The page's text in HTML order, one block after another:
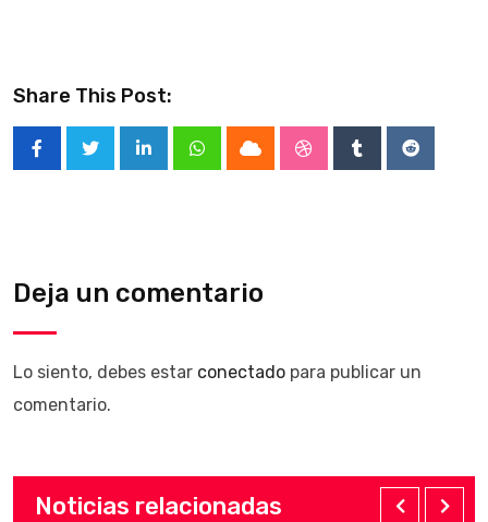
Share This Post:
LinkedInWhatsappCloud StumbleUpon
TumblrReddit
Deja un comentario
Lo siento, debes estar conectado para publicar un
comentario.
Noticias relacionadas